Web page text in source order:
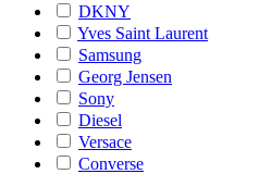
DKNY
Yves Saint Laurent
Samsung
Georg Jensen
Sony
Diesel
Versace
Converse